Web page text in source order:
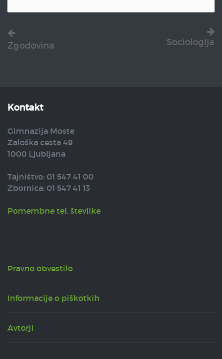
Zgodovina Sociologija
Kontakt
Gimnazija Moste
Zaloška cesta 49
1000 Ljubljana
Tajništvo: 01 547 41 00
Zbornica: 01 547 41 13
Pomembne tel. številke
Pravno obvestilo
Informacije o piškotkih
Avtorji